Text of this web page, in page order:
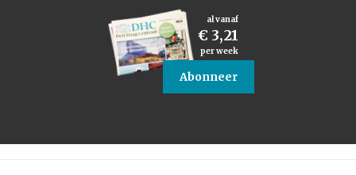
al vanaf
€ 3,21
per week
Abonneer